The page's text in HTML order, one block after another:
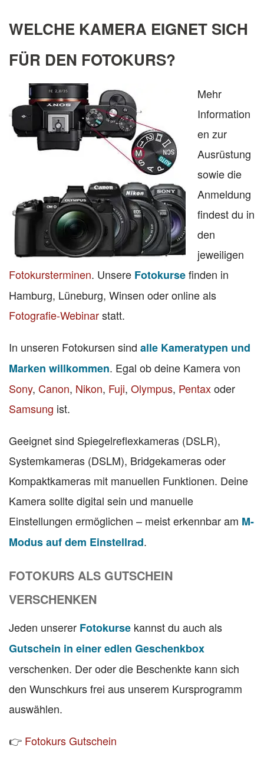
WELCHE KAMERA EIGNET SICH
FÜR DEN FOTOKURS?
Mehr
Information
en zur
Ausrüstung
sowie die
Anmeldung
findest du in
den
jeweiligen
Fotokursterminen. Unsere Fotokursefinden in
Hamburg, Lüneburg, Winsen oder online als
Fotografie-Webinarstatt.
In unseren Fotokursen sind alle Kameratypen und
Marken willkommen. Egal ob deine Kamera von
Sony, Canon, Nikon, Fuji, Olympus, Pentaxoder
Samsung ist.
Geeignet sind Spiegelreflexkameras (DSLR),
Systemkameras (DSLM), Bridgekameras oder
Kompaktkameras mit manuellen Funktionen. Deine
Kamera sollte digital sein und manuelle
Einstellungen ermöglichen – meist erkennbar am M-
Modus auf dem Einstellrad.
FOTOKURS ALS GUTSCHEIN
VERSCHENKEN
Jeden unserer Fotokurse kannst du auch als
Gutschein in einer edlen Geschenkbox
verschenken. Der oder die Beschenkte kann sich
den Wunschkurs frei aus unserem Kursprogramm
auswählen.
👉 Fotokurs Gutschein